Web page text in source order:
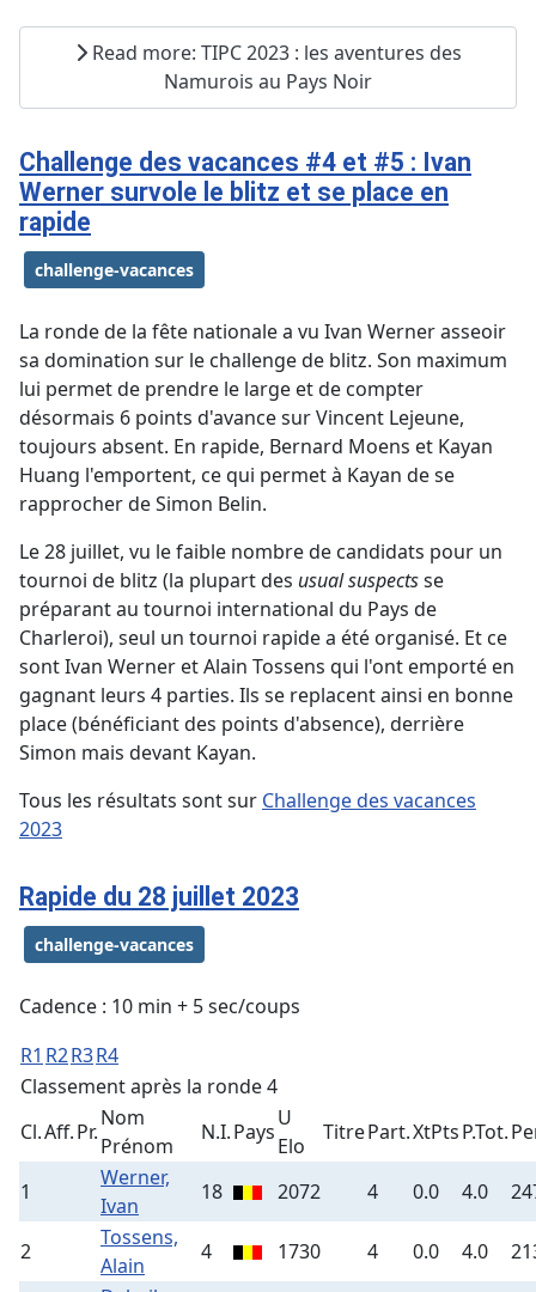
Read more: TIPC 2023 : les aventures des
Namurois au Pays Noir
Challenge des vacances #4 et #5 : Ivan
Werner survole le blitz et se place en
rapide
challenge-vacances
La ronde de la fête nationale a vu Ivan Werner asseoir
sa domination sur le challenge de blitz. Son maximum
lui permet de prendre le large et de compter
désormais 6 points d'avance sur Vincent Lejeune,
toujours absent. En rapide, Bernard Moens et Kayan
Huang l'emportent, ce qui permet à Kayan de se
rapprocher de Simon Belin.
Le 28 juillet, vu le faible nombre de candidats pour un
tournoi de blitz (la plupart des usual suspectsse
préparant au tournoi international du Pays de
Charleroi), seul un tournoi rapide a été organisé. Et ce
sont Ivan Werner et Alain Tossens qui l'ont emporté en
gagnant leurs 4 parties. Ils se replacent ainsi en bonne
place (bénéficiant des points d'absence), derrière
Simon mais devant Kayan.
Tous les résultats sont sur Challenge des vacances
2023
Rapide du 28 juillet 2023
challenge-vacances
Cadence : 10 min + 5 sec/coups
R1 R2R3R4
Classement après la ronde 4
Cl.Aff.Pr.
Nom
Prénom
N.I.Pays
U
Elo
TitrePart.XtPtsP.Tot.
1
Werner,
Ivan
18 2072 4 0.0 4.0
2
Tossens,
Alain
4 1730 4 0.0 4.0